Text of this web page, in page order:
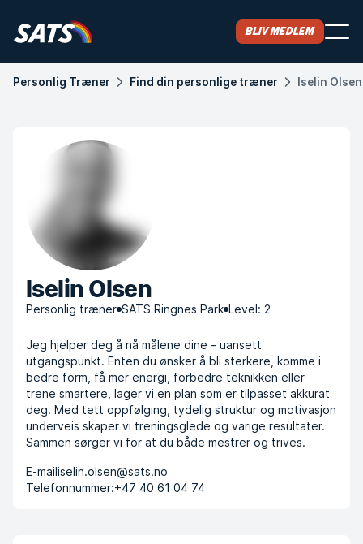
Bliv medlem
Personlig Træner Find din personlige træner Iselin Olsen
Iselin Olsen
Personlig træner SATS Ringnes Park Level: 2
Jeg hjelper deg å nå målene dine – uansett
utgangspunkt. Enten du ønsker å bli sterkere, komme i
bedre form, få mer energi, forbedre teknikken eller
trene smartere, lager vi en plan som er tilpasset akkurat
deg. Med tett oppfølging, tydelig struktur og motivasjon
underveis skaper vi treningsglede og varige resultater.
Sammen sørger vi for at du både mestrer og trives.
E-mailiselin.olsen@sats.no
Telefonnummer:+47 40 61 04 74